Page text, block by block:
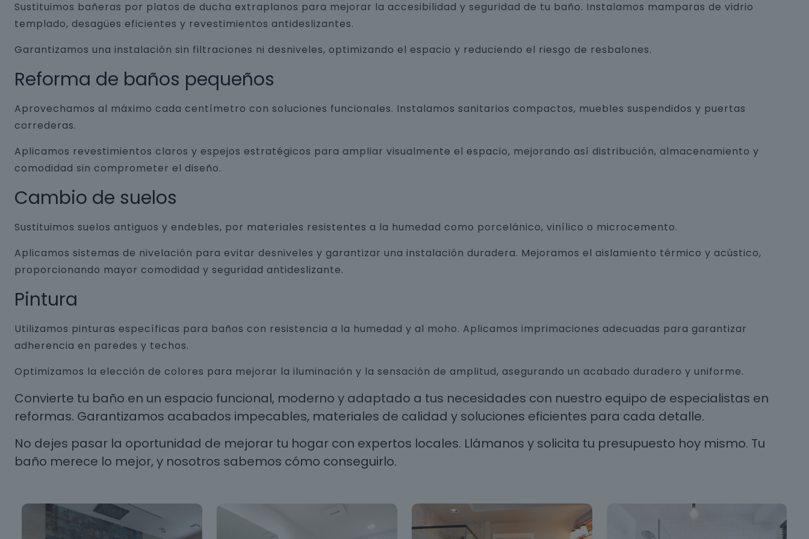
Sustituimos bañeras por platos de ducha extraplanos para mejorar la accesibilidad y seguridad de tu baño. Instalamos mamparas de vidrio
templado, desagües eficientes y revestimientos antideslizantes.
Garantizamos una instalación sin filtraciones ni desniveles, optimizando el espacio y reduciendo el riesgo de resbalones.
Reforma de baños pequeños
Aprovechamos al máximo cada centímetro con soluciones funcionales. Instalamos sanitarios compactos, muebles suspendidos y puertas
correderas.
Aplicamos revestimientos claros y espejos estratégicos para ampliar visualmente el espacio, mejorando así distribución, almacenamiento y
comodidad sin comprometer el diseño.
Cambio de suelos
Sustituimos suelos antiguos y endebles, por materiales resistentes a la humedad como porcelánico, vinílico o microcemento.
Aplicamos sistemas de nivelación para evitar desniveles y garantizar una instalación duradera. Mejoramos el aislamiento térmico y acústico,
proporcionando mayor comodidad y seguridad antideslizante.
Pintura
Utilizamos pinturas específicas para baños con resistencia a la humedad y al moho. Aplicamos imprimaciones adecuadas para garantizar
adherencia en paredes y techos.
Optimizamos la elección de colores para mejorar la iluminación y la sensación de amplitud, asegurando un acabado duradero y uniforme.
Convierte tu baño en un espacio funcional, moderno y adaptado a tus necesidades con nuestro equipo de especialistas en
reformas. Garantizamos acabados impecables, materiales de calidad y soluciones eficientes para cada detalle.
No dejes pasar la oportunidad de mejorar tu hogar con expertos locales. Llámanos y solicita tu presupuesto hoy mismo. Tu
baño merece lo mejor, y nosotros sabemos cómo conseguirlo.